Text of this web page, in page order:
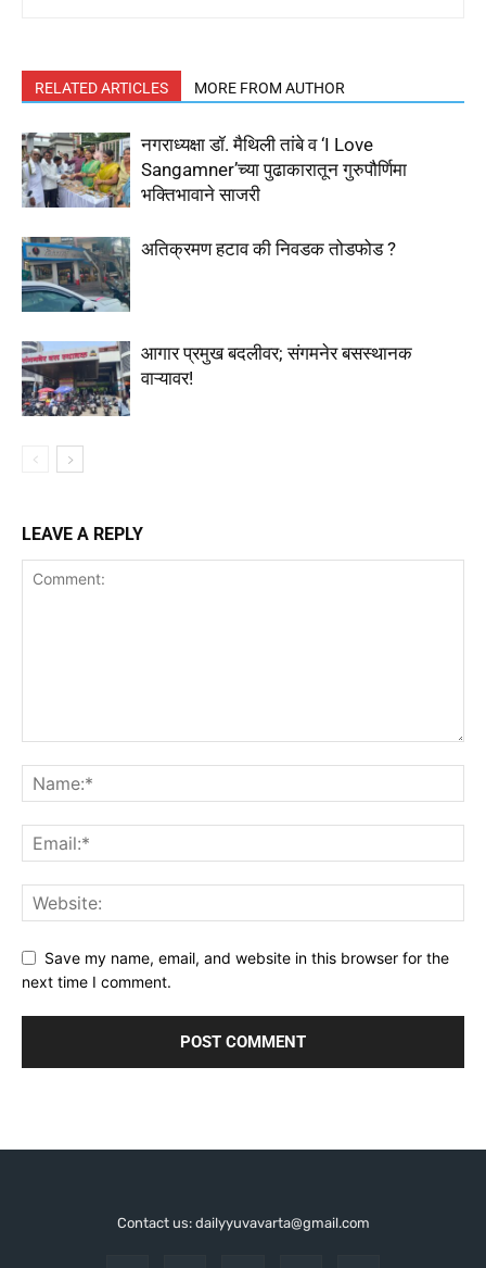
RELATED ARTICLES MORE FROM AUTHOR
नगराध्यक्षा डॉ. मैथिली तांबे व ‘I Love
Sangamner’च्या पुढाकारातून गुरुपौर्णिमा
भक्तिभावाने साजरी
अतिक्रमण हटाव की निवडक तोडफोड ?
आगार प्रमुख बदलीवर; संगमनेर बसस्थानक
वाऱ्यावर!
LEAVE A REPLY
Save my name, email, and website in this browser for the
next time I comment.
Contact us: dailyyuvavarta@gmail.com